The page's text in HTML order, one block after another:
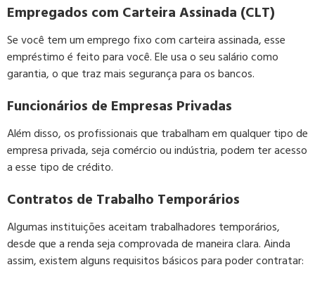
Empregados com Carteira Assinada (CLT)
Se você tem um emprego fixo com carteira assinada, esse
empréstimo é feito para você. Ele usa o seu salário como
garantia, o que traz mais segurança para os bancos.
Funcionários de Empresas Privadas
Além disso, os profissionais que trabalham em qualquer tipo de
empresa privada, seja comércio ou indústria, podem ter acesso
a esse tipo de crédito.
Contratos de Trabalho Temporários
Algumas instituições aceitam trabalhadores temporários,
desde que a renda seja comprovada de maneira clara. Ainda
assim, existem alguns requisitos básicos para poder contratar: